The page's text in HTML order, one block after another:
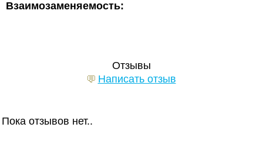
Взаимозаменяемость:
Отзывы
Написать отзыв
Пока отзывов нет..